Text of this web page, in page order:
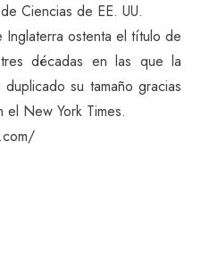
Ciencias de EE. UU.
Inglaterra ostenta el título de
décadas en las que la
su tamaño gracias
el New York Times.